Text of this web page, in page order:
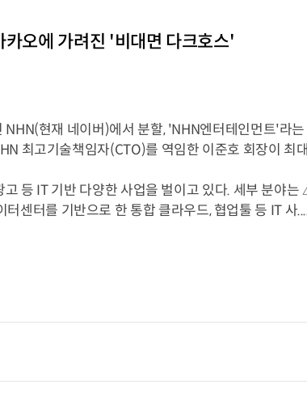
오에 가려진 '비대면 다크호스'
현재 네이버)에서 분할, 'NHN엔터테인먼트'라
최고기술책임자(CTO)를 역임한 이준호 회장이 최
고 등 IT 기반 다양한 사업을 벌이고 있다. 세부 분야
센터를 기반으로 한 통합 클라우드, 협업툴 등 IT 사